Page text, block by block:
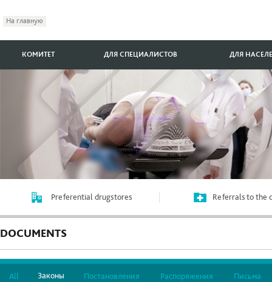
На главную
КОМИТЕТ ДЛЯ СПЕЦИАЛИСТОВ ДЛЯ
Preferential drugstores Referrals to the
DOCUMENTS
All Законы Постановления Распоряжения Письма